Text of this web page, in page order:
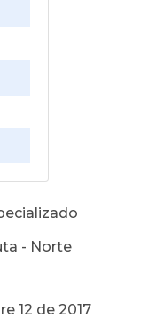
- Norte
12 de 2017